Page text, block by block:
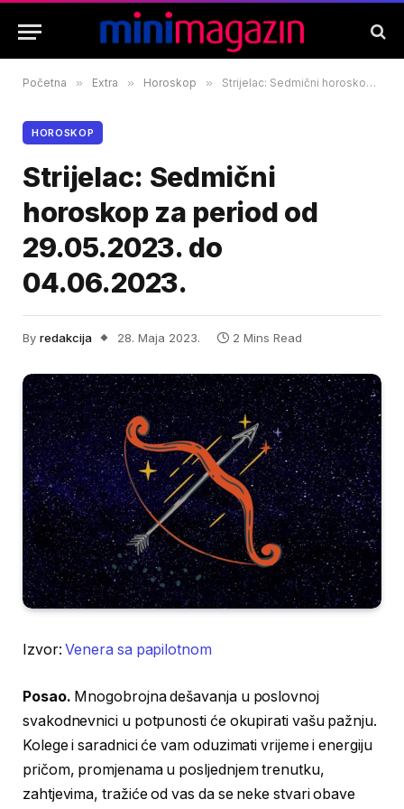
Početna » Extra » Horoskop » Strijelac: Sedmični horoskop za period od 29.05.2023. do 04.06.2023.
HOROSKOP
Strijelac: Sedmični
horoskop za period od
29.05.2023. do
04.06.2023.
By redakcija 28. Maja 2023. 2 Mins Read
Izvor:Venera sa papilotnom
Posao. Mnogobrojna dešavanja u poslovnoj
svakodnevnici u potpunosti će okupirati vašu pažnju.
Kolege i saradnici će vam oduzimati vrijeme i energiju
pričom, promjenama u posljednjem trenutku,
zahtjevima, tražiće od vas da se neke stvari obave